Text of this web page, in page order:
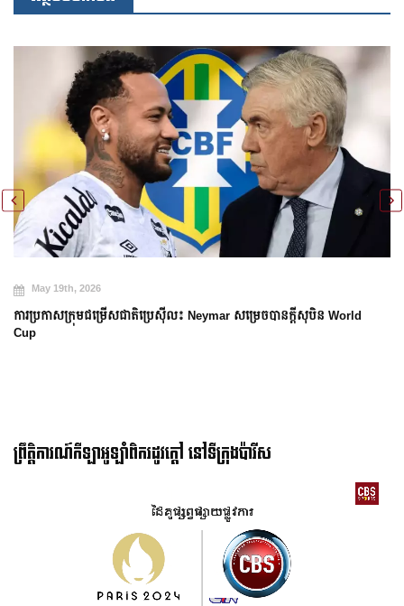
May 19th, 2026
ការប្រកាសក្រុមជម្រើសជាតិប្រេស៊ីល៖ Neymar សម្រេចបានក្តីសុបិន World
Cup
ព្រឹត្តិការណ៍កីឡាអូឡាំពិករដូវក្ដៅ នៅទីក្រុងប៉ារីស